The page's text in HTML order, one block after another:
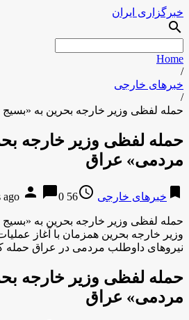
خبرگزاری ایران
search
Home
/
خبرهای خارجی
/
حمله لفظی وزیر خارجه بحرین به
حمله لفظی وزیر خارجه
مردمی» عراق
bookmark خبرهای خارجی access_time
56 years ago
person chat_bubble0
حمله لفظی وزیر خارجه بحرین به
وزیر خارجه بحرین همزمان با آغاز
نیروهای داوطلب مردمی در عراق حمله
حمله لفظی وزیر خارجه
مردمی» عراق